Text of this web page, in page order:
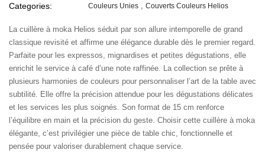
Categories: Couleurs Unies Couverts Couleurs Helios
La cuillère à moka Helios séduit par son allure intemporelle de grand
classique revisité et affirme une élégance durable dès le premier regard.
Parfaite pour les expressos, mignardises et petites dégustations, elle
enrichit le service à café d’une note raffinée. La collection se prête à
plusieurs harmonies de couleurs pour personnaliser l’art de la table avec
subtilité. Elle offre la précision attendue pour les dégustations délicates
et les services les plus soignés. Son format de 15 cm renforce
l’équilibre en main et la précision du geste. Choisir cette cuillère à moka
élégante, c’est privilégier une pièce de table chic, fonctionnelle et
pensée pour valoriser durablement chaque service.